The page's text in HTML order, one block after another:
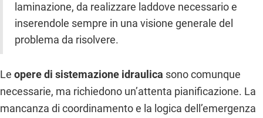
laminazione, da realizzare laddove necessario e
inserendole sempre in una visione generale del
problema da risolvere.
Le opere di sistemazione idraulica sono comunque
necessarie, ma richiedono un’attenta pianificazione. La
mancanza di coordinamento e la logica dell’emergenza